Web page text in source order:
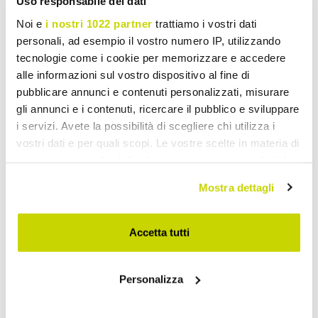
Noi e i nostri 1022 partner trattiamo i vostri dati
personali, ad esempio il vostro numero IP, utilizzando
tecnologie come i cookie per memorizzare e accedere
alle informazioni sul vostro dispositivo al fine di
pubblicare annunci e contenuti personalizzati, misurare
gli annunci e i contenuti, ricercare il pubblico e sviluppare
i servizi. Avete la possibilità di scegliere chi utilizza i
vostri dati e per quali scopi. Le vostre scelte in materia di
modificare o revocare il proprio consenso in qualsiasi
momento dalla Dichiarazione sui cookie o facendo clic
sull'icona di attivazione della privacy.
raccogliere informazioni sulla tua posizione
Mostra dettagli
Accetta tutti
Personalizza
Take advantage of it now!